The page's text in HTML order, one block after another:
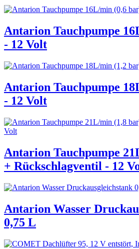
Antarion Tauchpumpe
- 12 Volt
Antarion Tauchpumpe
- 12 Volt
Antarion Tauchpumpe
+ Rückschlagventil - 12
Antarion Wasser
0,75 L